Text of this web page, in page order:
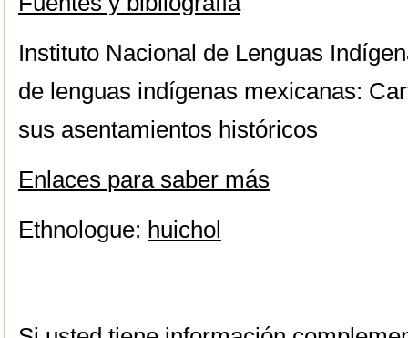
Instituto Nacional de Lenguas
de lenguas indígenas mexicanas:
sus asentamientos históricos
Enlaces para saber más
Ethnologue: huichol